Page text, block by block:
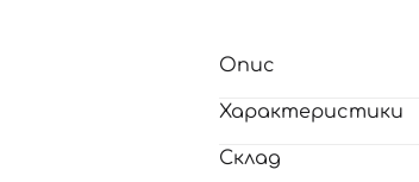
Опис
Характеристики
Склад